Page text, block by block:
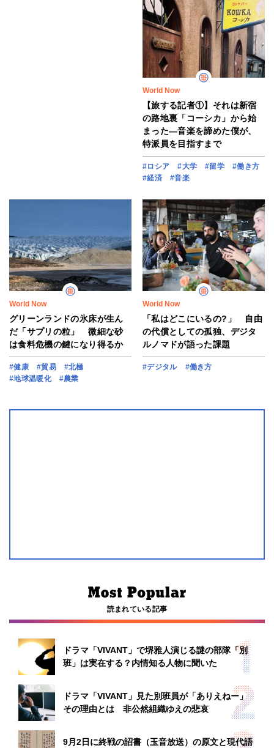
World Now
【旅する記者①】それは新宿
の路地裏「コーシカ」から始
まった―音楽を諦めた僕が、
特派員を目指すまで
#ロシア #大学 #留学
#働き方
#経済
#音楽
World Now
グリーンランドの氷床が生ん
だ「サプリの粒」 微細な砂
は食料危機の鍵になり得るか
#健康 #貿易
#北極
#地球温暖化
#農業
World Now
「私はどこにいるの?」 自由
の代償としての孤独、デジタ
ルノマドが語った課題
#デジタル #働き方
読まれている記事
ドラマ「VIVANT」で堺雅人演じる謎の部隊「別
班」は実在する？内情知る人物に聞いた
ドラマ「VIVANT」見た別班員が「ありえねー」
その理由とは 非公然組織ゆえの悲哀
9月2日に終戦の詔書（玉音放送）の原文と現代語